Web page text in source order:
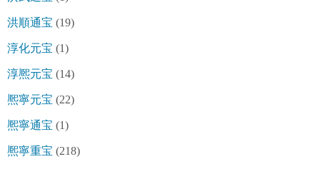
洪順通宝 (19)
淳化元宝 (1)
淳熈元宝 (14)
熈寧元宝 (22)
熈寧通宝 (1)
熈寧重宝 (218)